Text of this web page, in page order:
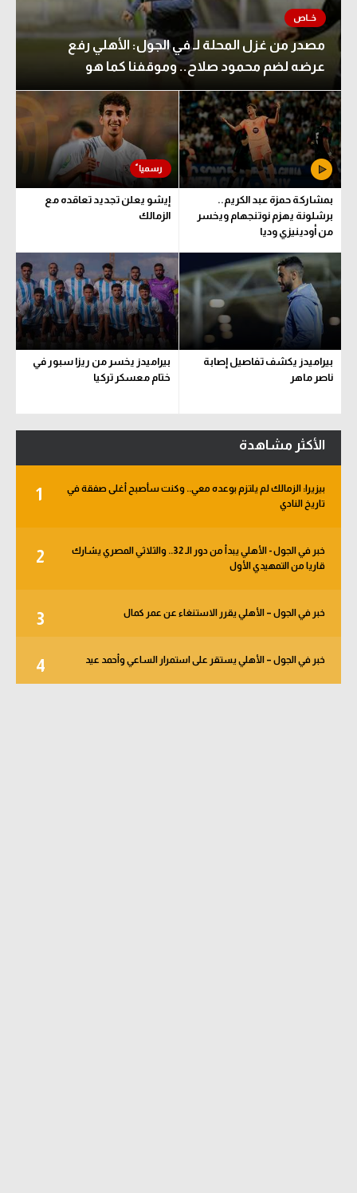
مصدر من غزل المحلة لـ في الجول: الأهلي رفع
عرضه لضم محمود صلاح.. وموقفنا كما هو
بمشاركة حمزة عبد الكريم..
برشلونة يهزم نوتنجهام ويخسر
من أودينيزي وديا
إيشو يعلن تجديد تعاقده مع
الزمالك
بيراميدز يكشف تفاصيل إصابة
ناصر ماهر
بيراميدز يخسر من ريزا سبور في
ختام معسكر تركيا
الأكثر مشاهدة
1
بيزيرا: الزمالك لم يلتزم بوعده معي.. وكنت سأصبح أغلى صفقة في
تاريخ النادي
2
خبر في الجول - الأهلي يبدأ من دور الـ 32.. والثلاثي المصري يشارك
قاريا من التمهيدي الأول
3 خبر في الجول – الأهلي يقرر الاستنغاء عن عمر كمال
4 خبر في الجول – الأهلي يستقر على استمرار الساعي وأحمد عيد